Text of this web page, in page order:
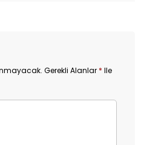
Gerekli Alanlar * Ile